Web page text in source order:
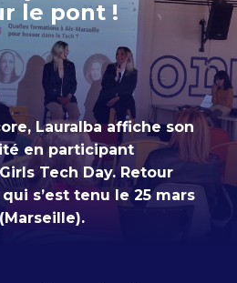
le pont !
Lauralba affiche son
en participant
Tech Day. Retour
s’est tenu le 25 mars